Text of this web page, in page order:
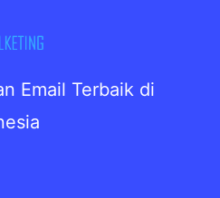
Email Terbaik di